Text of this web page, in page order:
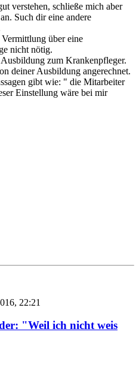
verstehen, schließe mich aber
Such dir eine andere
über eine
nicht nötig.
zum Krankenpfleger.
deiner Ausbildung angerechnet.
gibt wie: " die Mitarbeiter
Einstellung wäre bei mir
22:21
"Weil ich nicht weis